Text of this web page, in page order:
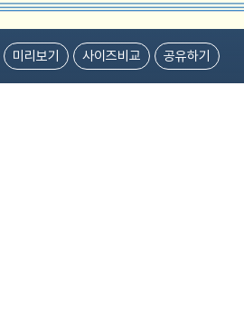
미리보기 사이즈비교 공유하기